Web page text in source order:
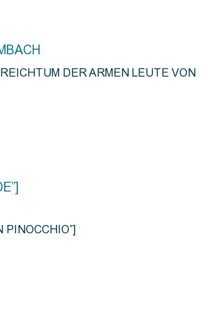
DER ARMEN LEUTE VON
PINOCCHIO”]